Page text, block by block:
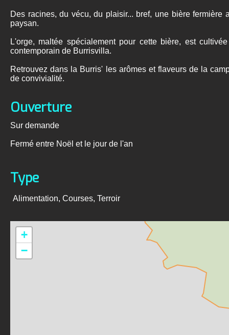
Des racines, du vécu, du plaisir... bref, une bière fermière
paysan.
L'orge, maltée spécialement pour cette bière, est
contemporain de Burrisvilla.
Retrouvez dans la Burris' les arômes et flaveurs de la
de convivialité.
Ouverture
Sur demande
Fermé entre Noël et le jour de l'an
Type
Alimentation, Courses, Terroir
+
−